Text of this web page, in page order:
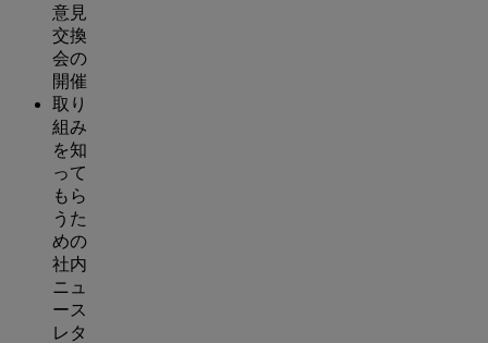
意見
交換
会の
開催
取り
組み
を知
って
もら
うた
めの
社内
ニュ
ース
レタ